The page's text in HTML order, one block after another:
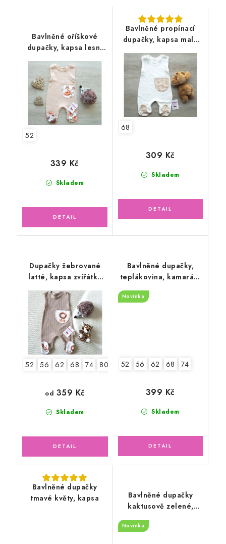
Bavlněné oříškové
dupačky, kapsa lesní
zvířátka
52
Skladem
339 Kč
Bavlněné propínací
dupačky, kapsa malá
liška
68
Skladem
309 Kč
Dupačky žebrované
latté, kapsa zvířátka
52 56 62 68 74 80
Skladem
od 359 Kč
Bavlněné dupačky,
teplákovina, kamarádi
Novinka
52 56 62 68 74
Skladem
399 Kč
Bavlněné dupačky
tmavé květy, kapsa
Bavlněné dupačky
kaktusově zelené,
kapsa zvířátka v lese
Novinka